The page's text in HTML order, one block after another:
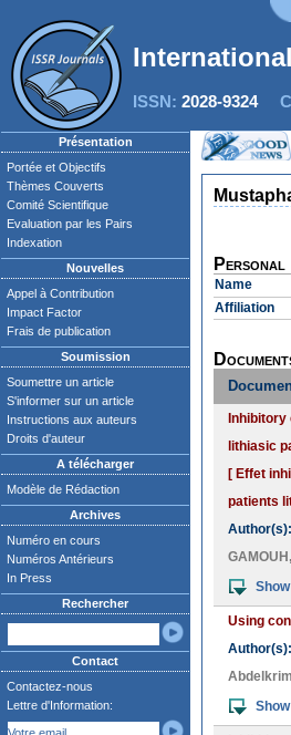
ISSN: 2028-9324
Présentation
Portée et Objectifs
Thèmes Couverts
Comité Scientifique
Evaluation par les Pairs
Indexation
Nouvelles
Appel à Contribution
Impact Factor
Frais de publication
Soumission
Soumettre un article
S'informer sur un article
Instructions aux auteurs
Droits d'auteur
A télécharger
Modèle de Rédaction
Archives
Numéro en cours
Numéros Antérieurs
In Press
Rechercher
Contact
Contactez-nous
Lettre d'Information:
Personal
Name
Affiliation
lithiasic
[ Effet
patients
Author(s):
GAMOUH
Using
Author(s):